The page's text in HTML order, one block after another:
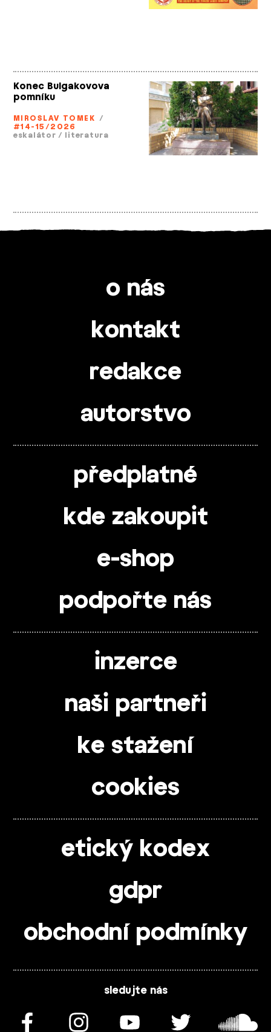
Konec Bulgakovova
pomníku
MIROSLAV TOMEK /
#14-15/2026
eskalátor / literatura
o nás
kontakt
redakce
autorstvo
předplatné
kde zakoupit
e-shop
podpořte nás
inzerce
naši partneři
ke stažení
cookies
etický kodex
gdpr
obchodní podmínky
sledujte nás